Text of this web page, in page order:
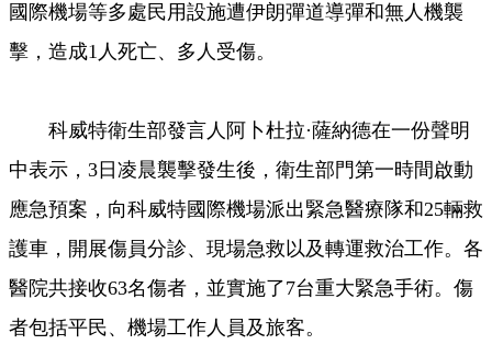
國際機場等多處民用設施遭伊朗彈道導彈和無人機襲
擊，造成1人死亡、多人受傷。
科威特衛生部發言人阿卜杜拉·薩納德在一份聲明
中表示，3日凌晨襲擊發生後，衛生部門第一時間啟動
應急預案，向科威特國際機場派出緊急醫療隊和25輛救
護車，開展傷員分診、現場急救以及轉運救治工作。各
醫院共接收63名傷者，並實施了7台重大緊急手術。傷
者包括平民、機場工作人員及旅客。